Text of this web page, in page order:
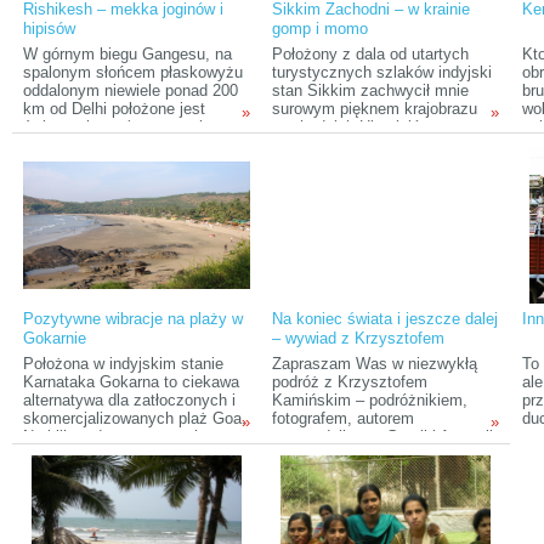
Choć jego korzenie są
indyjskie, to on urodził się i
dorastał w Zambii (południowo-
centralna Afryka), aż
ostatecznie rozpoczął studia i
pracę w Stanach
Zjednoczonych.
Rishikesh – mekka joginów i
hipisów
W górnym biegu Gangesu, na
spalonym słońcem płaskowyżu
oddalonym niewiele ponad 200
km od Delhi położone jest
święte miasto (czy raczej
Rishikesh jak magnez
pielgrzymów, którzy wierzą, że
zanurzenie się w Gangesie
zbliża ich do uzyskania
mokszy, wyzwolenia. Równie
popularny jest wśród
zachodnich turystów
zafascynowanych New Age
oraz joginów z całego świata.
»
Sikkim Zachodni – w krainie
gomp i momo
Położony z dala od utartych
turystycznych szlaków indyjski
stan Sikkim zachwycił mnie
surowym pięknem krajobrazu
wschodnich Himalajów oraz
lokalnej ludności.
»
Pozytywne wibracje na plaży w
Gokarnie
Położona w indyjskim stanie
Karnataka Gokarna to ciekawa
alternatywa dla zatłoczonych i
skomercjalizowanych plaż Goa.
Na kilku odseparowanych
malowniczymi skałami plażach
używanych w równym stopniu
przez ludzi co zwierzęta można
rankiem poćwiczyc jogę lub
pomedytować, a wieczorem
»
Na koniec świata i jeszcze dalej
– wywiad z Krzysztofem
Kamińskim
Zapraszam Was w niezwykłą
podróż z Krzysztofem
Kamińskim – podróżnikiem,
fotografem, autorem
przewodnika po Gruzji i Armenii
oraz współorganizatorem
Festiwalu Kultury Irlandzkiej w
Bielsku-Białej. Naszą wyprawę
zaczynamy w Rumunii, potem
pojedziemy koleją
»
To